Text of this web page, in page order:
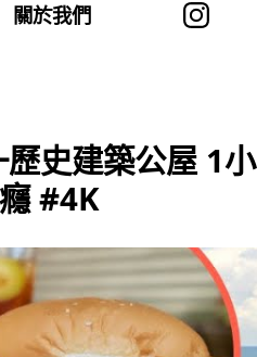
關於我們
史建築公屋 1小
#4K